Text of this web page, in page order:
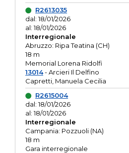
R2613035
dal: 18/01/2026
al: 18/01/2026
Interregionale
Abruzzo: Ripa Teatina (CH)
18 m
Memorial Lorena Ridolfi
13014- Arcieri Il Delfino
Capretti, Manuela Cecilia
R2615004
dal: 18/01/2026
al: 18/01/2026
Interregionale
Campania: Pozzuoli (NA)
18 m
Gara interregionale